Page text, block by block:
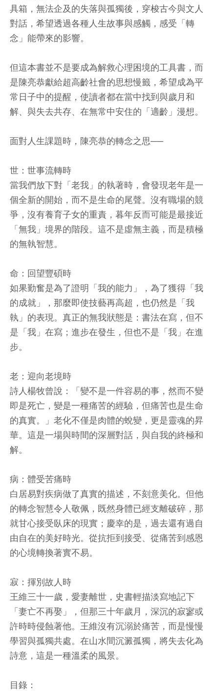
具箱，無法企及的失落與孤獨後，穿梭古今與文人
對話，希望透過各種人生故事與感觸，感受「轉
念」能帶來的影響。
但這本書並不是要成為解救心理困境的工具書，而
是陳亮恭獻給超高齡社會的思想慢籤，希望成為平
常日子中的提醒，使讀者都在當中找到與歲月和
解、與失去共存、在無常中安住的「適齡」漫想。
面對人生課題時，陳亮恭的轉念之思──
世：世事流轉時
當我們放下對「老我」的執著時，會發現老年是一
個全新的開始，而不是生命的尾聲。沒有職場的競
爭，沒有養育子女的重責，暮年反而可能是最接近
「無我」境界的階段。這不是虛無主義，而是積極
的無執智慧。
命：回望豐碩時
如果勤奮是為了證明「我的能力」，為了獲得「我
的成就」，那麼即使技藝再高超，也仍然是「我
執」的表現。真正的無我狀態是：書法在寫，但不
是「我」在寫；進步在發生，但也不是「我」在進
步。
老：迎向老境時
詩人楊牧曾說：「變不是一件容易的事，然而不變
即是死亡，變是一種痛苦的經驗，但痛苦也是生命
的真實。」老化不僅是肉體的蛻變，更是靈魂的昇
華。這是一場與時間的深層對話，與自我的終極和
解。
病：體受苦痛時
白居易對疾病做了真實的描述，不刻意美化。但他
的轉念智慧令人敬佩，既然身體已經支離破碎，那
就甘心接受臥床的現實；慶幸的是，過去還有過自
由自在的美好時光。從抗拒到接受、從痛苦到感恩
的心境轉換著實不易。
寂：揮別故人時
王維三十一歲，愛妻離世，史書輕描淡寫地記下
「妻亡不再娶」，但那三十年歲月，深沉的寂寥或
許時時侵蝕著他。王維沒有沉溺於痛苦，而是慢慢
學習與孤獨共處。在山水間沉澱孤獨，將失去化為
詩意，這是一種溫柔的風景。
目錄：